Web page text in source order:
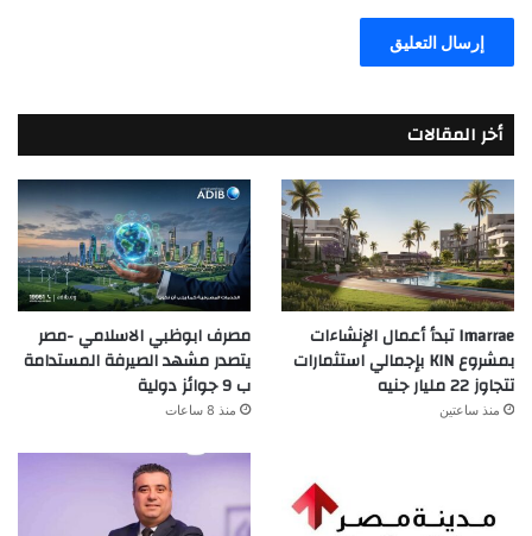
أخر المقالات
Imarrae تبدأ أعمال الإنشاءات
بمشروع KIN بإجمالي استثمارات
تتجاوز 22 مليار جنيه
منذ ساعتين
مصرف ابوظبي الاسلامي -مصر
يتصدر مشهد الصيرفة المستدامة
ب 9 جوائز دولية
منذ 8 ساعات